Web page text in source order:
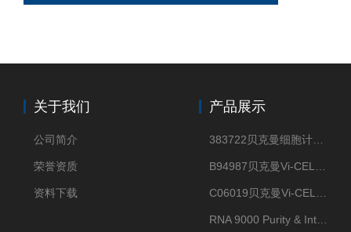
关于我们
公司简介
荣誉资质
资料下载
产品展示